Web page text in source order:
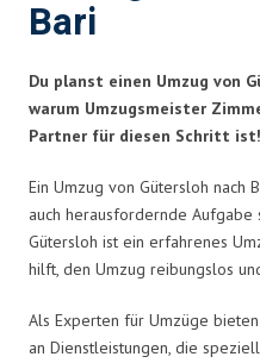
Bari
Du planst einen Umzug von
warum Umzugsmeister
Partner für diesen Schritt ist!
Ein Umzug von Gütersloh nach
auch herausfordernde Aufgabe
Gütersloh ist ein erfahrenes
hilft, den Umzug reibungslos
Als Experten für Umzüge
an Dienstleistungen, die